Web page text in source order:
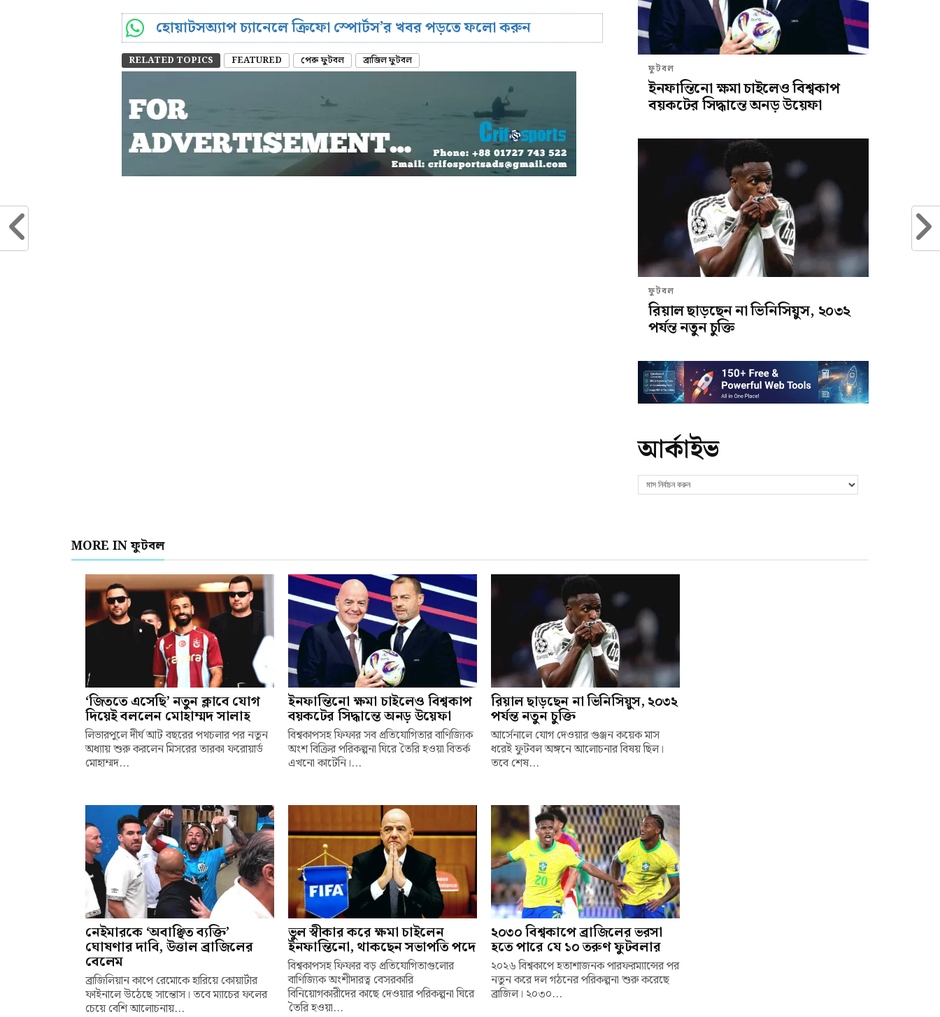
হোয়াটসঅ্যাপ চ্যানেলে ক্রিফো স্পোর্টস’র খবর পড়তে ফলো করুন
RELATED TOPICS FEATURED পেরু ফুটবল ব্রাজিল ফুটবল
ফুটবল
ইনফান্তিনো ক্ষমা চাইলেও বিশ্বকাপ
বয়কটের সিদ্ধান্তে অনড় উয়েফা
ফুটবল
রিয়াল ছাড়ছেন না ভিনিসিয়ুস, ২০৩২
পর্যন্ত নতুন চুক্তি
আর্কাইভ
MORE IN ফুটবল
‘জিততে এসেছি’ নতুন ক্লাবে যোগ
দিয়েই বললেন মোহাম্মদ সালাহ
লিভারপুলে দীর্ঘ আট বছরের পথচলার পর নতুন
অধ্যায় শুরু করলেন মিসরের তারকা ফরোয়ার্ড
মোহাম্মদ...
ইনফান্তিনো ক্ষমা চাইলেও বিশ্বকাপ
বয়কটের সিদ্ধান্তে অনড় উয়েফা
বিশ্বকাপসহ ফিফার সব প্রতিযোগিতার বাণিজ্যিক
অংশ বিক্রির পরিকল্পনা ঘিরে তৈরি হওয়া বিতর্ক
এখনো কাটেনি।...
রিয়াল ছাড়ছেন না ভিনিসিয়ুস, ২০৩২
পর্যন্ত নতুন চুক্তি
আর্সেনালে যোগ দেওয়ার গুঞ্জন কয়েক মাস
ধরেই ফুটবল অঙ্গনে আলোচনার বিষয় ছিল।
তবে শেষ...
নেইমারকে ‘অবাঞ্ছিত ব্যক্তি’
ঘোষণার দাবি, উত্তাল ব্রাজিলের
বেলেম
ব্রাজিলিয়ান কাপে রেমোকে হারিয়ে কোয়ার্টার
ফাইনালে উঠেছে সান্তোস। তবে ম্যাচের ফলের
চেয়ে বেশি আলোচনায়...
ভুল স্বীকার করে ক্ষমা চাইলেন
ইনফান্তিনো, থাকছেন সভাপতি পদে
বিশ্বকাপসহ ফিফার বড় প্রতিযোগিতাগুলোর
বাণিজ্যিক অংশীদারত্ব বেসরকারি
বিনিয়োগকারীদের কাছে দেওয়ার পরিকল্পনা ঘিরে
তৈরি হওয়া...
২০৩০ বিশ্বকাপে ব্রাজিলের ভরসা
হতে পারে যে ১০ তরুণ ফুটবলার
২০২৬ বিশ্বকাপে হতাশাজনক পারফরম্যান্সের পর
নতুন করে দল গঠনের পরিকল্পনা শুরু করেছে
ব্রাজিল। ২০৩০...